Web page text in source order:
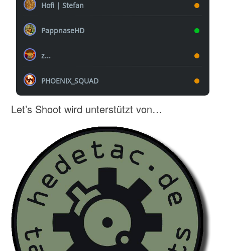
Hofi | Stefan
PappnaseHD
z...
PHOENIX_SQUAD
Let’s Shoot wird unterstützt von…